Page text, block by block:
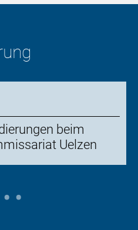
beim
Uelzen